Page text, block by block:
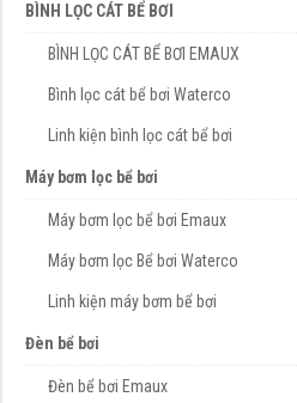
BÌNH LỌC CÁT BỂ BƠI
BÌNH LỌC CÁT BỂ BƠI EMAUX
Bình lọc cát bể bơi Waterco
Linh kiện bình lọc cát bể bơi
Máy bơm lọc bể bơi
Máy bơm lọc bể bơi Emaux
Máy bơm lọc Bể bơi Waterco
Linh kiện máy bơm bể bơi
Đèn bể bơi
Đèn bể bơi Emaux